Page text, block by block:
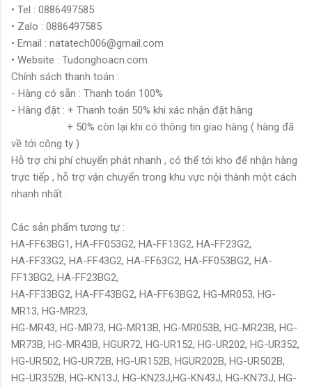
• Tel : 0886497585
• Zalo : 0886497585
• Email : natatech006@gmail.com
• Website : Tudonghoacn.com
Chính sách thanh toán :
- Hàng có sẵn : Thanh toán 100%
- Hàng đặt : + Thanh toán 50% khi xác nhận đặt hàng
+ 50% còn lại khi có thông tin giao hàng ( hàng đã
về tới công ty )
Hỗ trợ chi phí chuyển phát nhanh , có thể tới kho để nhận hàng
trực tiếp , hỗ trợ vận chuyển trong khu vực nội thành một cách
nhanh nhất .
Các sản phẩm tương tự :
HA-FF63BG1, HA-FF053G2, HA-FF13G2, HA-FF23G2,
HA-FF33G2, HA-FF43G2, HA-FF63G2, HA-FF053BG2, HA-
FF13BG2, HA-FF23BG2,
HA-FF33BG2, HA-FF43BG2, HA-FF63BG2, HG-MR053, HG-
MR13, HG-MR23,
HG-MR43, HG-MR73, HG-MR13B, HG-MR053B, HG-MR23B, HG-
MR73B, HG-MR43B, HGUR72, HG-UR152, HG-UR202, HG-UR352,
HG-UR502, HG-UR72B, HG-UR152B, HGUR202B, HG-UR502B,
HG-UR352B, HG-KN13J, HG-KN23J,HG-KN43J, HG-KN73J, HG-